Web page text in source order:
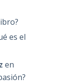
es el
en